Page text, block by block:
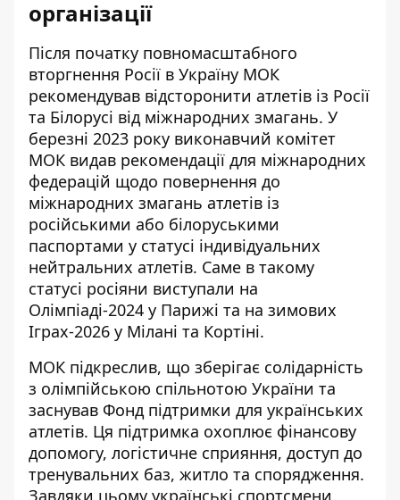
організації
Після початку повномасштабного
вторгнення Росії в Україну МОК
рекомендував відсторонити атлетів із Росії
та Білорусі від міжнародних змагань. У
березні 2023 року виконавчий комітет
МОК видав рекомендації для міжнародних
федерацій щодо повернення до
міжнародних змагань атлетів із
російськими або білоруськими
паспортами у статусі індивідуальних
нейтральних атлетів. Саме в такому
статусі росіяни виступали на
Олімпіаді-2024 у Парижі та на зимових
Іграх-2026 у Мілані та Кортіні.
МОК підкреслив, що зберігає солідарність
з олімпійською спільнотою України та
заснував Фонд підтримки для українських
атлетів. Ця підтримка охоплює фінансову
допомогу, логістичне сприяння, доступ до
тренувальних баз, житло та спорядження.
Завдяки цьому українські спортсмени